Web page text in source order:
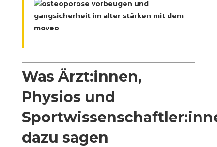
Was Ärzt:innen,
Physios und
dazu sagen